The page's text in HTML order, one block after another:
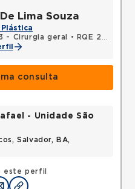
Lima Souza
- Cirurgia geral •
RQE 25313 - Cirurgia plástica
consulta
este perfil
- Unidade São
Salvador, BA,